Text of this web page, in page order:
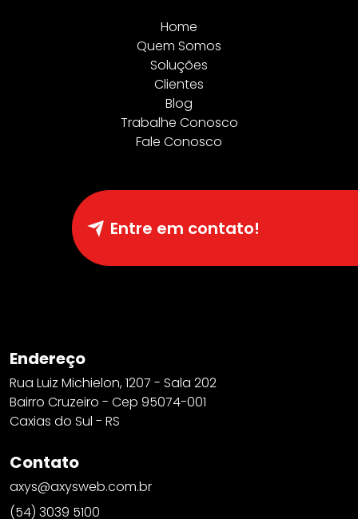
Endereço
Rua Luiz Michielon, 1207 - Sala 202
Bairro Cruzeiro - Cep 95074-001
Caxias do Sul - RS
Contato
axys@axysweb.com.br
(54) 3039 5100
Home
Quem Somos
Soluções
Clientes
Blog
Trabalhe Conosco
Fale Conosco
Entre em contato!